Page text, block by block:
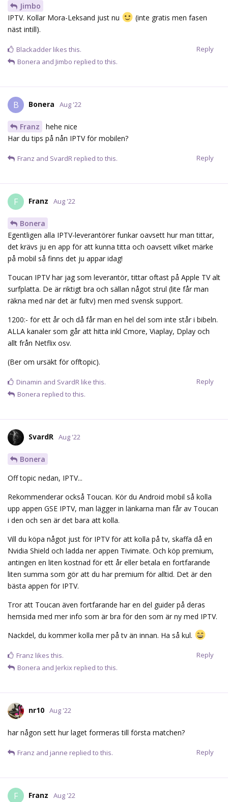
Jimbo
IPTV. Kollar Mora-Leksand just nu
(inte gratis men fasen
näst intill).
Reply
Blackadder likes this.
Bonera and Jimbo replied to this.
B Bonera Aug '22
Franz
hehe nice
Har du tips på nån IPTV för mobilen?
Reply
Franz and SvardR replied to this.
F Franz Aug '22
Bonera
Egentligen alla IPTV-leverantörer funkar oavsett hur man tittar,
det krävs ju en app för att kunna titta och oavsett vilket märke
på mobil så finns det ju appar idag!
Toucan IPTV har jag som leverantör, tittar oftast på Apple TV alt
surfplatta. De är riktigt bra och sällan något strul (lite får man
räkna med när det är fultv) men med svensk support.
1200:- för ett år och då får man en hel del som inte står i bibeln.
ALLA kanaler som går att hitta inkl Cmore, Viaplay, Dplay och
allt från Netflix osv.
(Ber om ursäkt för offtopic).
Reply
Dinamin and SvardR like this.
Bonera replied to this.
SvardR Aug '22
Bonera
Off topic nedan, IPTV...
Rekommenderar också Toucan. Kör du Android mobil så kolla
upp appen GSE IPTV, man lägger in länkarna man får av Toucan
i den och sen är det bara att kolla.
Vill du köpa något just för IPTV för att kolla på tv, skaffa då en
Nvidia Shield och ladda ner appen Tivimate. Och köp premium,
antingen en liten kostnad för ett år eller betala en fortfarande
liten summa som gör att du har premium för alltid. Det är den
bästa appen för IPTV.
Tror att Toucan även fortfarande har en del guider på deras
hemsida med mer info som är bra för den som är ny med IPTV.
Nackdel, du kommer kolla mer på tv än innan. Ha så kul.
Reply
Franz likes this.
Bonera and Jerkix replied to this.
nr10 Aug '22
har någon sett hur laget formeras till första matchen?
Reply
Franz and janne replied to this.
F Franz Aug '22